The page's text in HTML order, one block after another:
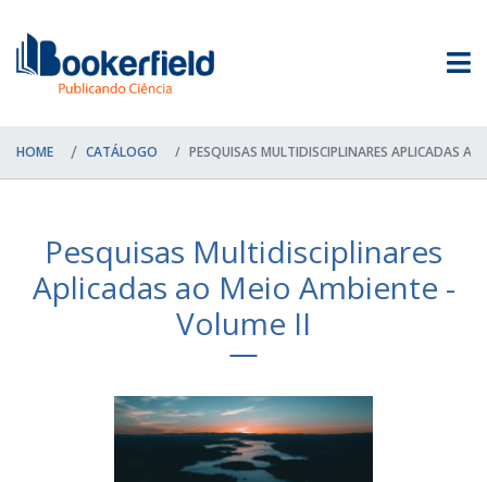
HOME CATÁLOGO PESQUISAS MULTIDISCIPLINARES APLICADAS
Pesquisas Multidisciplinares
Aplicadas ao Meio Ambiente -
Volume II